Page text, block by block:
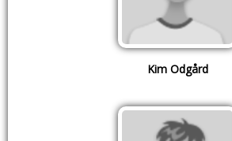
Kim Odgård